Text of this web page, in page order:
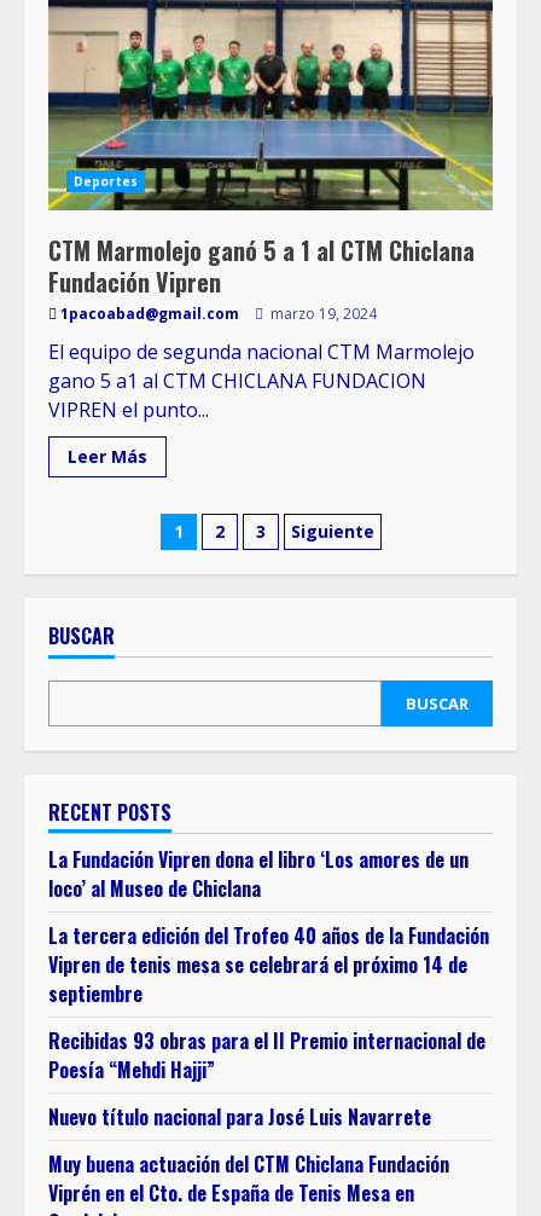
Deportes
CTM Marmolejo ganó 5 a 1 al CTM Chiclana
Fundación Vipren
1pacoabad@gmail.com marzo 19, 2024
El equipo de segunda nacional CTM Marmolejo
gano 5 a1 al CTM CHICLANA FUNDACION
VIPREN el punto...
Leer Más
1 2 3 Siguiente
BUSCAR
BUSCAR
RECENT POSTS
La Fundación Vipren dona el libro ‘Los amores de un
loco’ al Museo de Chiclana
La tercera edición del Trofeo 40 años de la Fundación
Vipren de tenis mesa se celebrará el próximo 14 de
septiembre
Recibidas 93 obras para el II Premio internacional de
Poesía “Mehdi Hajji”
Nuevo título nacional para José Luis Navarrete
Muy buena actuación del CTM Chiclana Fundación
Viprén en el Cto. de España de Tenis Mesa en